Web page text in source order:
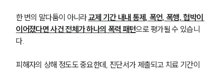
한 번의 말다툼이 아니라 교제 기간 내내 통제, 폭언, 폭행, 협박이
이어졌다면 사건 전체가 하나의 폭력 패턴으로 평가될 수 있습니
다.
피해자의 상해 정도도 중요한데, 진단서가 제출되고 치료 기간이